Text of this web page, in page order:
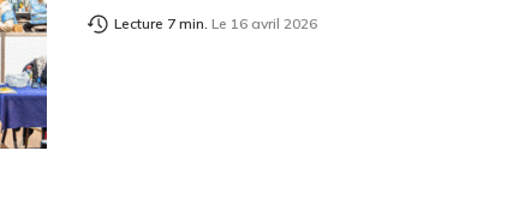
Lecture 7 min. Le 16 avril 2026